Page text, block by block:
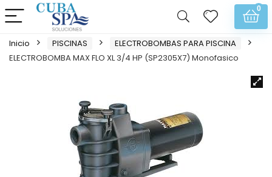
0
Inicio PISCINAS
ELECTROBOMBAS PARA PISCINA
ELECTROBOMBA MAX FLO XL 3/4 HP (SP2305X7) Monofasico